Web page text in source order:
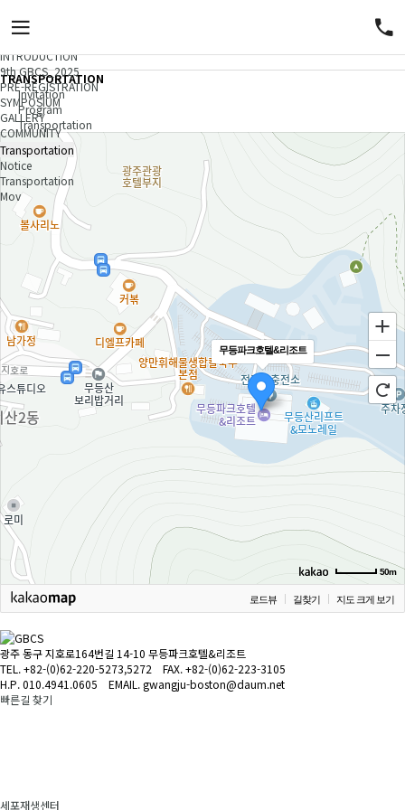
INTRODUCTION
9th GBCS_2025
PRE-REGISTRATION
SYMPOSIUM
GALLERY
COMMUNITY
Transportation
Notice
Transportation
Mov
TRANSPORTATION
Invitation
Program
Transportation
무등파크호텔&리조트
50m
로드뷰 길찾기 지도 크게 보기
광주 동구 지호로164번길 14-10 무등파크호텔&리조트
TEL. +82-(0)62-220-5273,5272 FAX. +82-(0)62-223-3105
H.P. 010.4941.0605 EMAIL. gwangju-boston@daum.net
빠른길 찾기
세포재생센터